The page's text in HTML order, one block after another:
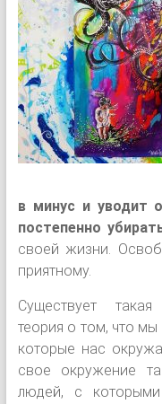
в минус и уводит
постепенно
своей жизни.
приятному.
Существует такая
теория о том, что
которые нас
свое окружение
людей, с